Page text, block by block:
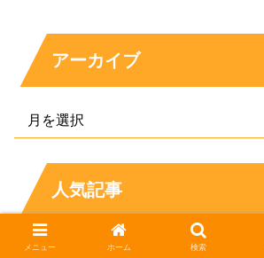
アーカイブ
人気記事
中華最強！？
メニュー ホーム 検索